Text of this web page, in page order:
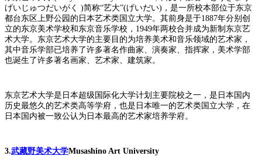
げいじゅつだいがく )简称“艺大”(げいだい)，是一所校本部位于东京
都台东区上野公园的日本艺术类国立大学。其前身是于1887年分别创
立的东京美术学校和东京音乐学校，1949年两校合并成为新制东京艺
术大学。东京艺术大学的主要目的为培养美术和音乐领域的艺术家，
其中音乐学部已培养了许多著名作曲家、演奏家、指挥家，美术学部
也诞生了许多著名画家、艺术家、建筑家。
东京艺术大学是日本超级国际化大学计划主要院校之一，是日本国内
历史最悠久的艺术类高等学府，也是日本唯一的艺术类国立大学，在
日本国内被一致公认为日本最高的艺术家培养学府。
3.武藏野美术大学Musashino Art University